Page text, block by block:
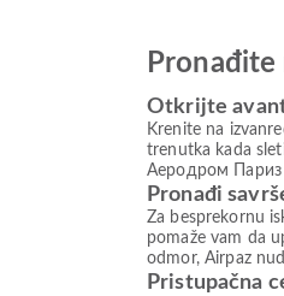
Otkrijte
Krenite na
trenutka kada
Aеродром Париз
Pronađi
Za besprekornu
pomaže vam da
odmor, Airpaz
Pristupačna